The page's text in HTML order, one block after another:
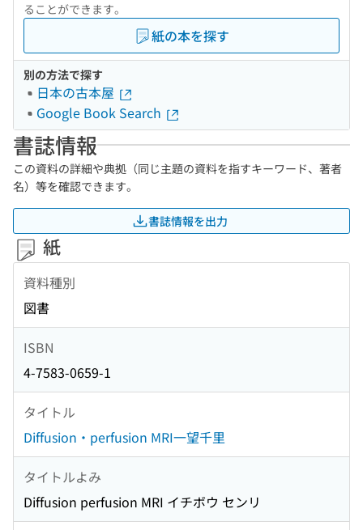
ることができます。
紙の本を探す
別の方法で探す
日本の古本屋
Google Book Search
書誌情報
この資料の詳細や典拠（同じ主題の資料を指すキーワード、著者
名）等を確認できます。
書誌情報を出力
紙
資料種別
図書
ISBN
4-7583-0659-1
タイトル
Diffusion・perfusion MRI一望千里
タイトルよみ
Diffusion perfusion MRI イチボウ センリ